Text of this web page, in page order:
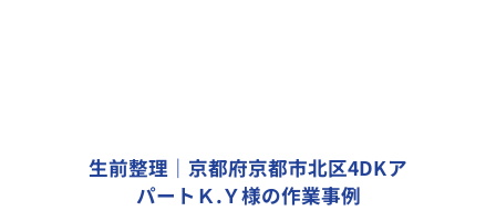
生前整理｜京都府京都市北区4DKア
パートＫ.Ｙ様の作業事例